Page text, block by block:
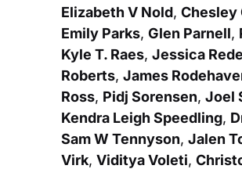
Elizabeth V Nold, Chesley
Emily Parks, Glen Parnell,
Kyle T. Raes, Jessica
Roberts, James
Ross, Pidj Sorensen, Joel
Kendra Leigh Speedling,
Sam W Tennyson, Jalen
Virk, Viditya Voleti,